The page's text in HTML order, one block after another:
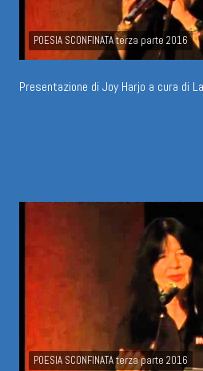
POESIA SCONFINATA terza parte 2016
Presentazione di Joy Harjo a cura di
POESIA SCONFINATA terza parte 2016